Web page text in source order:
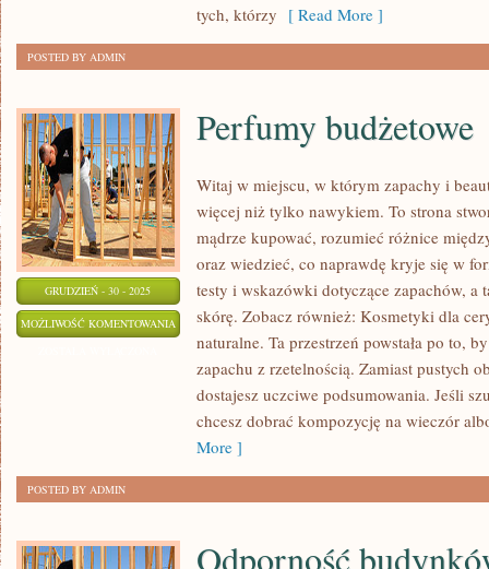
tych, którzy [ Read More ]
POSTED BY ADMIN
GRUDZIEŃ - 30 - 2025
MOŻLIWOŚĆ KOMENTOWANIA PERFUMY
BUDŻETOWE
Perfumy budżetowe
Witaj w miejscu, w którym zapachy i
więcej niż tylko nawykiem. To strona
mądrze kupować, rozumieć różnice
oraz wiedzieć, co naprawdę kryje się w
testy i wskazówki dotyczące zapachów, a
skórę. Zobacz również: Kosmetyki dla
naturalne. Ta przestrzeń powstała po to,
zapachu z rzetelnością. Zamiast pustych
dostajesz uczciwe podsumowania. Jeśli
chcesz dobrać kompozycję na wieczór
More ]
POSTED BY ADMIN
Odporność